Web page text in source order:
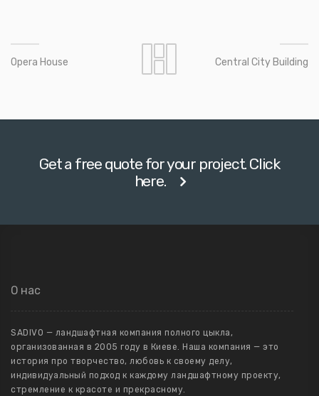
Opera House Central City Building
Get a free quote for your project. Click
here.
О нас
SADIVO — ландшафтная компания полного цыкла,
организованная в 2005 году в Киеве. Наша компания — это
история про творчество, любовь к своему делу,
индивидуальный подход к каждому ландшафтному проекту,
стремление к красоте и прекрасному.